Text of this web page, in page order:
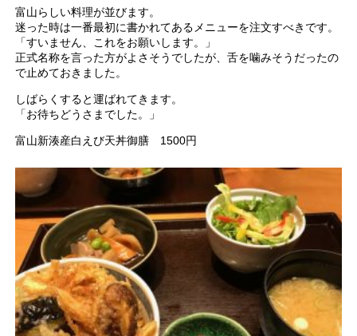
富山らしい料理が並びます。
迷った時は一番最初に書かれてあるメニューを注文すべきです。
「すいません、これをお願いします。」
正式名称を言った方がよさそうでしたが、舌を噛みそうだったの
で止めておきました。
しばらくすると運ばれてきます。
「お待ちどうさまでした。」
富山新湊産白えび天丼御膳 1500円